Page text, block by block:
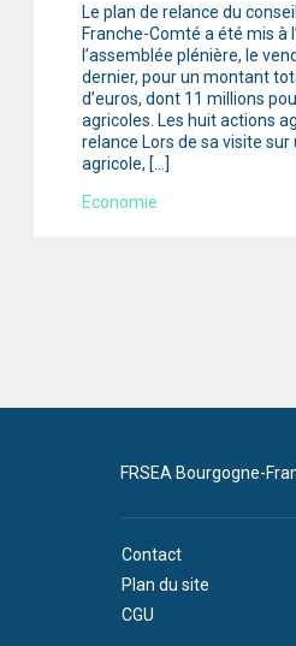
Le plan de relance du
Franche-Comté a été mis à
l’assemblée plénière, le
dernier, pour un montant
d’euros, dont 11 millions
agricoles. Les huit actions
relance Lors de sa visite
agricole, […]
Economie
FRSEA Bourgogne-
Contact
Plan du site
CGU